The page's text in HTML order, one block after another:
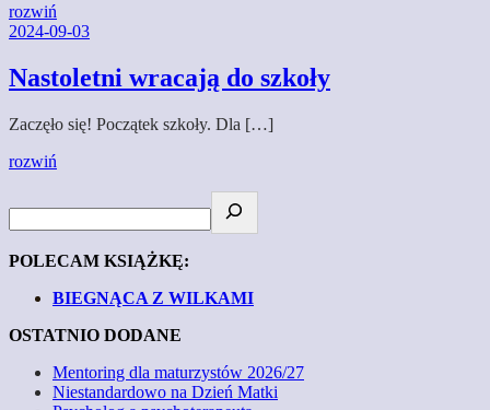
rozwiń
2024-09-03
Nastoletni wracają do szkoły
Zaczęło się! Początek szkoły. Dla […]
rozwiń
POLECAM KSIĄŻKĘ:
BIEGNĄCA Z WILKAMI
OSTATNIO DODANE
Mentoring dla maturzystów 2026/27
Niestandardowo na Dzień Matki